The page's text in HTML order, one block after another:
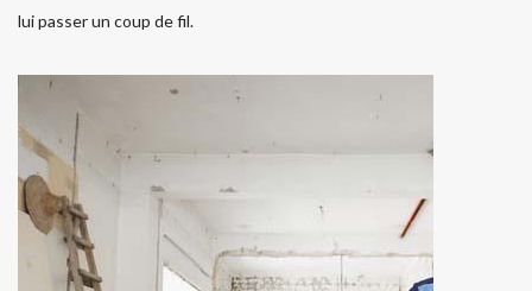
lui passer un coup de fil.